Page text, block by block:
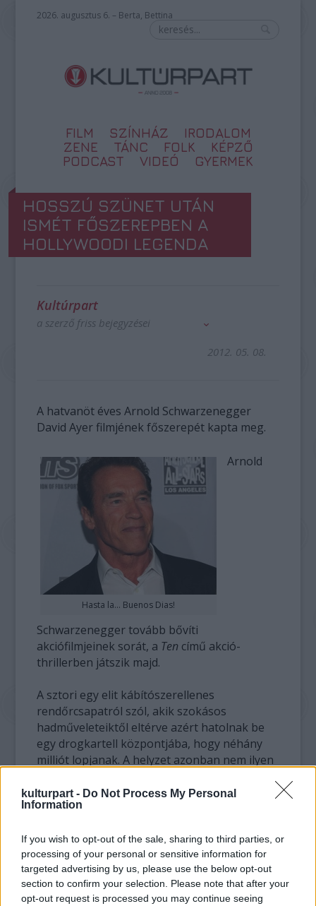
kulturpart - Do Not Process My Personal
Information
If you wish to opt-out of the sale, sharing to third parties, or
processing of your personal or sensitive information for
targeted advertising by us, please use the below opt-out
section to confirm your selection. Please note that after your
opt-out request is processed you may continue seeing
2026. augusztus 6. – Berta, Bettina
FILM SZÍNHÁZ
IRODALOM
ZENE
TÁNC FOLK
KÉPZŐ
PODCAST
VIDEÓ GYERMEK
HOSSZÚ SZÜNET UTÁN
ISMÉT FŐSZEREPBEN A
HOLLYWOODI LEGENDA
Kultúrpart
a szerző friss bejegyzései
2012. 05. 08.
A hatvanöt éves Arnold Schwarzenegger
David Ayer filmjének főszerepét kapta meg.
Hasta la... Buenos Dias!
Arnold
Schwarzenegger tovább bővíti
akciófilmjeinek sorát, a Ten című akció-
thrillerben játszik majd.
A sztori egy elit kábítószerellenes
rendőrcsapatról szól, akik szokásos
hadműveleteiktől eltérve azért hatolnak be
egy drogkartell központjába, hogy néhány
milliót lopjanak. A helyzet azonban nem ilyen
megúszták, valaki egyesével elkezdi
levadászni a tagokat. A film Skip Woods
korábbi munkái között azX-Men kezdetek:
Farkas és a jelenleg Budapesten készülő A
Good Day to Die Hardcímű produkciókat is
megtalálhatjuk.